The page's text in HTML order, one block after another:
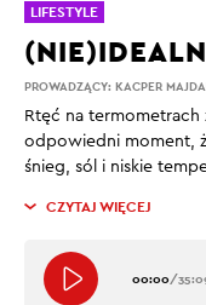
PROWADZĄCY: KACPER
Rtęć na termometrach
odpowiedni moment,
śnieg, sól i niskie
CZYTAJ WIĘCEJ
00:00/
LIFESTYLE